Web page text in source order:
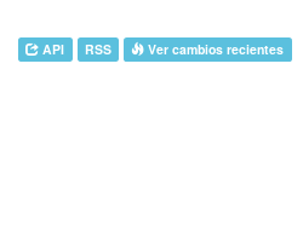
API RSS Ver cambios recientes